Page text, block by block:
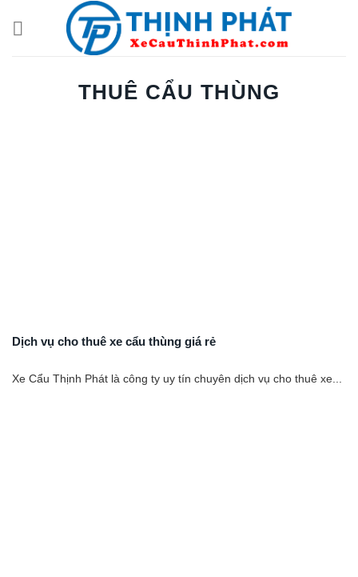
THUÊ CẨU THÙNG
Dịch vụ cho thuê xe cẩu thùng giá rẻ
Xe Cẩu Thịnh Phát là công ty uy tín chuyên dịch vụ cho thuê xe...